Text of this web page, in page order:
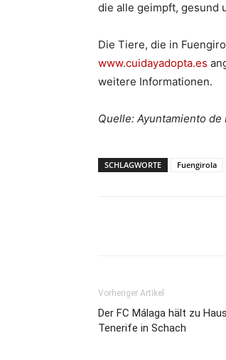
die alle geimpft, gesund
Die Tiere, die in
www.cuidayadopta.es
weitere Informationen.
Quelle: Ayuntamiento de
SCHLAGWORTE Fuengirola
Vorheriger Artikel
Der FC Málaga hält zu
Tenerife in Schach